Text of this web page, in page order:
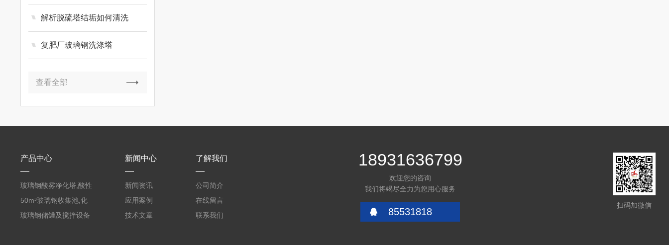
解析脱硫塔结垢如何清洗
复肥厂玻璃钢洗涤塔
查看全部
产品中心
玻璃钢酸雾净化塔,酸性
废气洗涤塔处理工艺
50m³玻璃钢收集池,化
粪罐
玻璃钢储罐及搅拌设备
新闻中心
新闻资讯
应用案例
技术文章
了解我们
公司简介
在线留言
联系我们
18931636799
欢迎您的咨询
我们将竭尽全力为您用心服务
85531818
扫码加微信